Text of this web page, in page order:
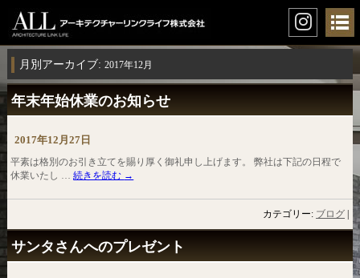
月別アーカイブ: 2017年12月
年末年始休業のお知らせ
2017年12月27日
平素は格別のお引き立てを賜り厚く御礼申し上げます。 弊社は下記の日程で
休業いたし …続きを読む →
カテゴリー: ブログ
サンタさんへのプレゼント